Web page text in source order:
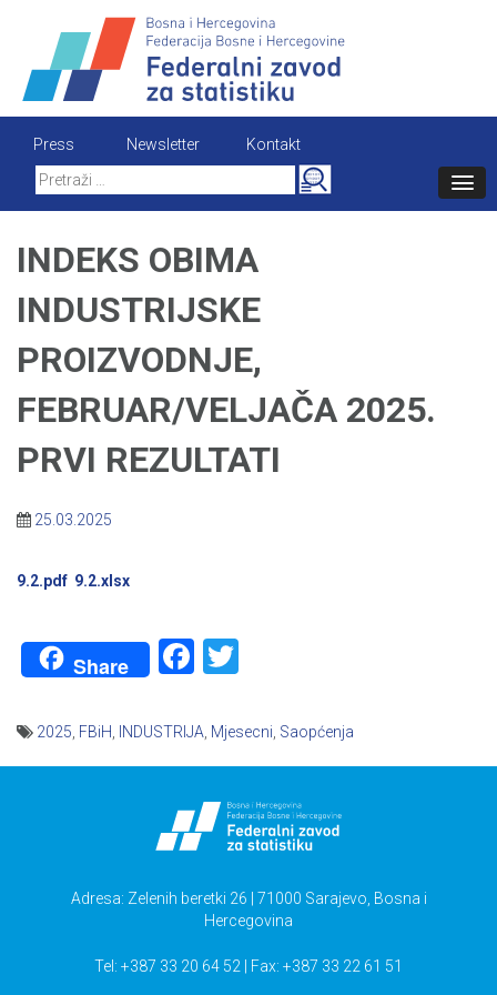
content
Press Newsletter
Kontakt
Search
for:
INDEKS OBIMA
INDUSTRIJSKE
PROIZVODNJE,
FEBRUAR/VELJAČA 2025.
PRVI REZULTATI
25.03.2025
9.2.pdf 9.2.xlsx
Share Facebook
2025 FBiH INDUSTRIJA Mjesecni Saopćenja
Adresa: Zelenih beretki 26 | 71000 Sarajevo, Bosna i
Hercegovina
Tel: +387 33 20 64 52 | Fax: +387 33 22 61 51